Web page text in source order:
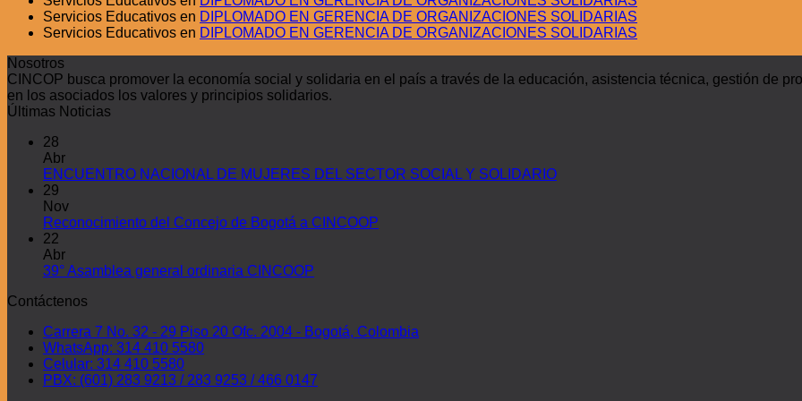
Servicios Educativos en DIPLOMADO EN GERENCIA DE ORGANIZACIONES SOLIDARIAS
Servicios Educativos en DIPLOMADO EN GERENCIA DE ORGANIZACIONES SOLIDARIAS
Nosotros
CINCOP busca promover la economía social y solidaria en el país a través de la educación, asistencia técnica, gestión de
en los asociados los valores y principios solidarios.
Últimas Noticias
28
Abr
ENCUENTRO NACIONAL DE MUJERES DEL SECTOR SOCIAL Y SOLIDARIO
29
Nov
Reconocimiento del Concejo de Bogotá a CINCOOP
22
Abr
39° Asamblea general ordinaria CINCOOP
Contáctenos
Carrera 7 No. 32 - 29 Piso 20 Ofc. 2004 - Bogotá, Colombia
WhatsApp: 314 410 5580
Celular: 314 410 5580
PBX: (601) 283 9213 / 283 9253 / 466 0147